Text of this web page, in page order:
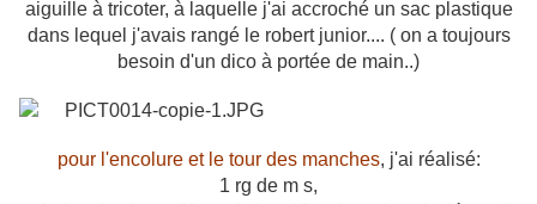
aiguille à tricoter, à laquelle j'ai accroché un sac plastique
dans lequel j'avais rangé le robert junior.... ( on a toujours
besoin d'un dico à portée de main..)
pour l'encolure et le tour des manches, j'ai réalisé:
1 rg de m s,